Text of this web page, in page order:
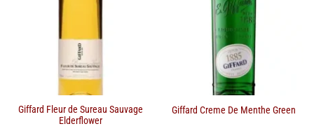
Giffard Fleur de Sureau Sauvage
Elderflower
Giffard Creme De Menthe Green